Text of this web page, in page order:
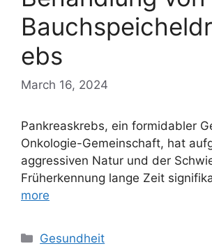
ebs
March 16, 2024
Pankreaskrebs, ein formidabler
Onkologie-Gemeinschaft, hat
aggressiven Natur und der
Früherkennung lange Zeit
more
Categories
Gesundheit